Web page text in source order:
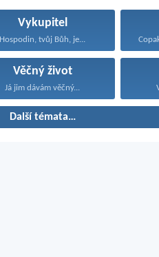
Vykupitel
Hospodin, tvůj Bůh, je...
Věčný život
Já jim dávám věčný...
Další témata…